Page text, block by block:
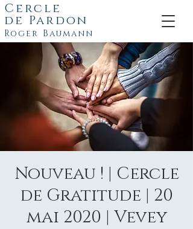
Cercle
de Pardon
Roger Baumann
Nouveau ! | Cercle
de Gratitude | 20
mai 2020 | Vevey